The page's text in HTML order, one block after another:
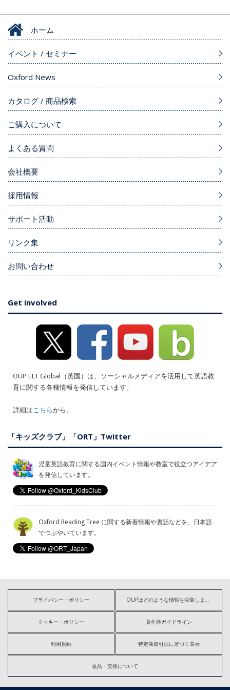
ホーム
イベント / セミナー
Oxford News
カタログ / 商品検索
ご購入について
よくある質問
会社概要
採用情報
サポート活動
リンク集
お問い合わせ
Get involved
OUP ELT Global（英国）は、ソーシャルメディアを活用して英語教
育に関する各種情報を発信しています。
詳細はこちらから。
「キッズクラブ」「ORT」Twitter
児童英語教育に関する国内イベント情報や教室で役立つアイデア
を発信しています。
Oxford Reading Tree に関する新着情報や裏話などを、日本語
でつぶやいています。
プライバシー・ポリシー OUPはどのような情報を収集しますか?
クッキー・ポリシー 著作権ガイドライン
利用規約 特定商取引法に基づく表示
返品・交換について